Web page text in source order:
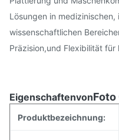
Lösungen in medizinischen,
wissenschaftlichen
Präzision,und Flexibilität
EigenschaftenvonFoto
Produktbezeichnung: